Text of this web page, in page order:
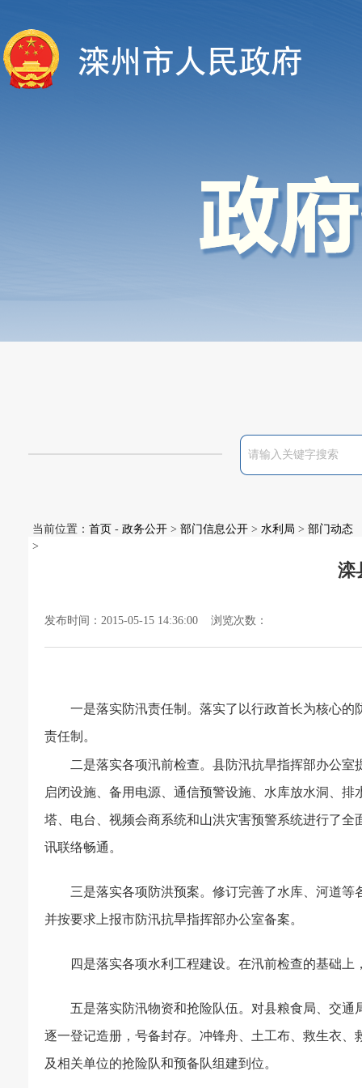
当前位置： 首页 - 政务公开 > 部门信息公开 > 水利局 > 部门动态
>
滦
发布时间：2015-05-15 14:36:00 浏览次数：
一是落实防汛责任制。落实了以行政首长为核心
责任制。
二是落实各项汛前检查。县防汛抗旱指挥部办公
启闭设施、备用电源、通信预警设施、水库放水洞、
塔、电台、视频会商系统和山洪灾害预警系统进行了
讯联络畅通。
三是落实各项防洪预案。修订完善了水库、河道等
并按要求上报市防汛抗旱指挥部办公室备案。
四是落实各项水利工程建设。在汛前检查的基础
五是落实防汛物资和抢险队伍。对县粮食局、交通
逐一登记造册，号备封存。冲锋舟、土工布、救生衣
及相关单位的抢险队和预备队组建到位。